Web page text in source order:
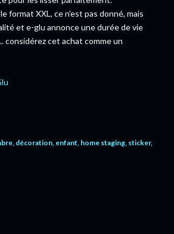
format XXL, ce n'est pas donné, mais
et e-glu annonce une durée de vie
considérez cet achat comme un
décoration enfant home staging sticker